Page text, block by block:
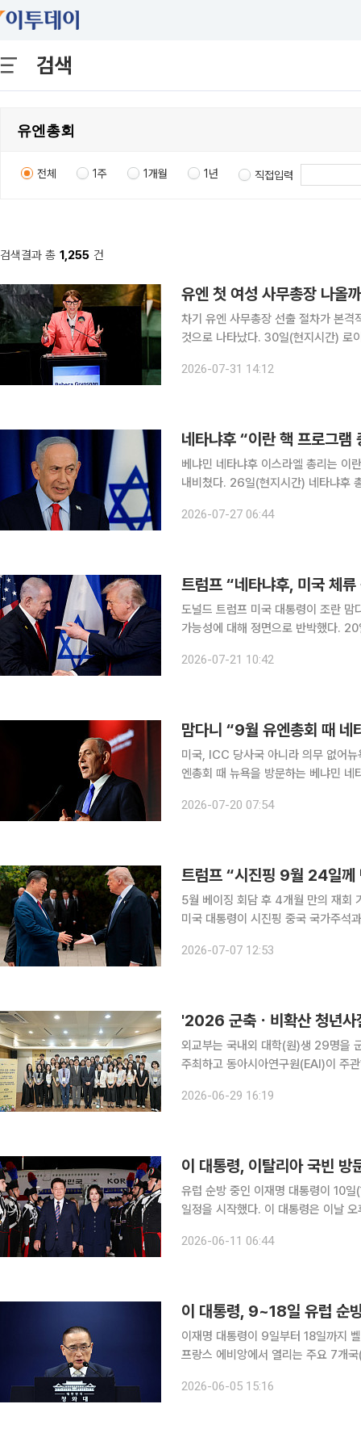
검색
전체 1주 1개월 1년 직접입력
검색결과 총 1,255 건
유엔 첫 여성 사무총장 나올
차기 유엔 사무총장 선출 절차가 본격
것으로 나타났다. 30일(현지시간) 로이터통신에 따르면 차기 유엔 사무총장을 정하는 데 실질적인
표에서 코스타리카 출신 레베카 그린
2026-07-31 14:12
네타냐후 “이란 핵 프로그램
베냐민 네타냐후 이스라엘 총리는 이
내비쳤다. 26일(현지시간) 네타냐후 총리는 폭스뉴스 인터뷰에서 “합의가 있든 없든 이란 핵 프로
프로그램을 중단하고 정책을 바꿔야
2026-07-27 06:44
트럼프 “네타냐후, 미국 체
도널드 트럼프 미국 대통령이 조란 맘
가능성에 대해 정면으로 반박했다. 20일(현지시간) CNBC에 따르면 트럼프 대통령은 소셜미디어
라고 밝혔다. 이어 네타냐후 총리에
2026-07-21 10:42
맘다니 “9월 유엔총회 때 네
미국, ICC 당사국 아니라 의무 없어
엔총회 때 뉴욕을 방문하는 베냐민
혔다. 맘다니 시장은 “그는 국제형
2026-07-20 07:54
트럼프 “시진핑 9월 24일께
5월 베이징 회담 후 4개월 만의 재회 기대무
미국 대통령이 시진핑 중국 국가주석
(현지시간) 블룸버그통신에 따르면
2026-07-07 12:53
'2026 군축ㆍ비확산 청년사
외교부는 국내외 대학(원)생 29명을 군
주최하고 동아시아연구원(EAI)이 주
의 이행 차원에서 다양한 청년 참여형
2026-06-29 16:19
이 대통령, 이탈리아 국빈 방
유럽 순방 중인 이재명 대통령이 10
일정을 시작했다. 이 대통령은 이날 오후 10시 30분께 로마 피우미치노(레오나르도 다빈치) 국제공
2026-06-11 06:44
이 대통령, 9~18일 유럽 순
이재명 대통령이 9일부터 18일까지
프랑스 에비앙에서 열리는 주요 7개
이날 오후 춘추관에서 열린 대통령 순
2026-06-05 15:16